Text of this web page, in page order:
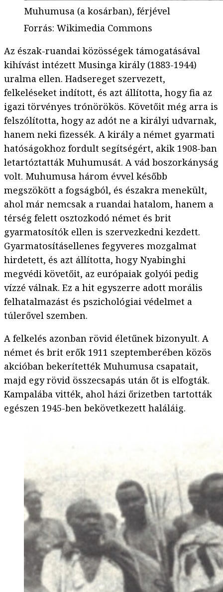
Muhumusa (a kosárban), férjével
Forrás: Wikimedia Commons
Az észak-ruandai közösségek támogatásával
kihívást intézett Musinga király (1883-1944)
uralma ellen. Hadsereget szervezett,
felkeléseket indított, és azt állította, hogy fia az
igazi törvényes trónörökös. Követőit még arra is
felszólította, hogy az adót ne a királyi udvarnak,
hanem neki fizessék. A király a német gyarmati
hatóságokhoz fordult segítségért, akik 1908-ban
letartóztatták Muhumusát. A vád boszorkányság
volt. Muhumusa három évvel később
megszökött a fogságból, és északra menekült,
ahol már nemcsak a ruandai hatalom, hanem a
térség felett osztozkodó német és brit
gyarmatosítók ellen is szervezkedni kezdett.
Gyarmatosításellenes fegyveres mozgalmat
hirdetett, és azt állította, hogy Nyabinghi
megvédi követőit, az európaiak golyói pedig
vízzé válnak. Ez a hit egyszerre adott morális
felhatalmazást és pszichológiai védelmet a
túlerővel szemben.
A felkelés azonban rövid életűnek bizonyult. A
német és brit erők 1911 szeptemberében közös
akcióban bekerítették Muhumusa csapatait,
majd egy rövid összecsapás után őt is elfogták.
Kampalába vitték, ahol házi őrizetben tartották
egészen 1945-ben bekövetkezett haláláig.